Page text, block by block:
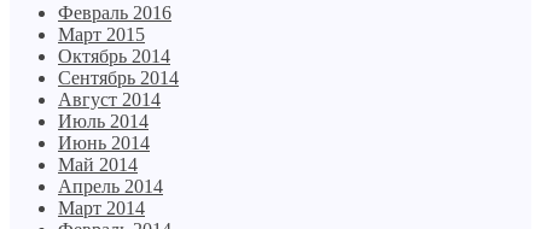
Февраль 2016
Март 2015
Октябрь 2014
Сентябрь 2014
Август 2014
Июль 2014
Июнь 2014
Май 2014
Апрель 2014
Март 2014